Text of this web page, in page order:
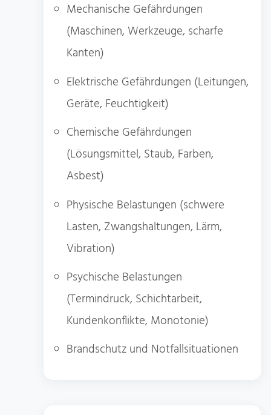
Mechanische Gefährdungen
(Maschinen, Werkzeuge, scharfe
Kanten)
Elektrische Gefährdungen (Leitungen,
Geräte, Feuchtigkeit)
Chemische Gefährdungen
(Lösungsmittel, Staub, Farben,
Asbest)
Physische Belastungen (schwere
Lasten, Zwangshaltungen, Lärm,
Vibration)
Psychische Belastungen
(Termindruck, Schichtarbeit,
Kundenkonflikte, Monotonie)
Brandschutz und Notfallsituationen